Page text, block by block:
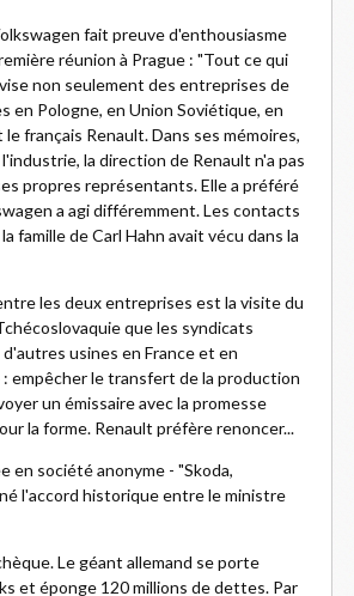
fait preuve d'enthousiasme
réunion à Prague : "Tout ce qui
non seulement des entreprises de
en Pologne, en Union Soviétique, en
français Renault. Dans ses mémoires,
la direction de Renault n'a pas
propres représentants. Elle a préféré
a agi différemment. Les contacts
famille de Carl Hahn avait vécu dans la
les deux entreprises est la visite du
que les syndicats
usines en France et en
empêcher le transfert de la production
un émissaire avec la promesse
la forme. Renault préfère renoncer...
en société anonyme - "Skoda,
l'accord historique entre le ministre
Le géant allemand se porte
et éponge 120 millions de dettes. Par